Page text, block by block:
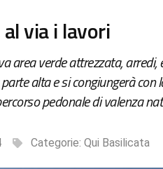
via i lavori
area verde attrezzata,
alta e si congiungerà con
pedonale di valenza
Categorie: Qui Basilicata